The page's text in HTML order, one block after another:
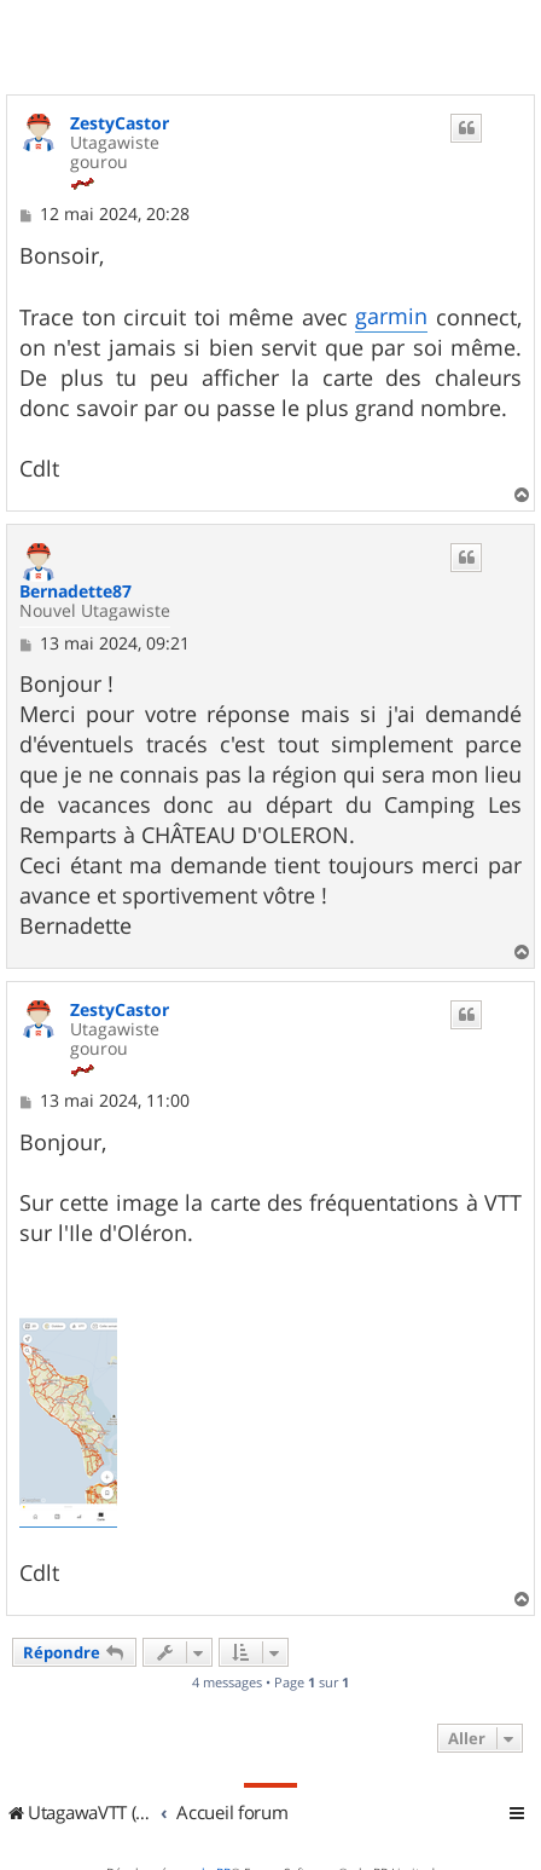
ZestyCastor
Utagawiste
gourou
M
s
s
g
e
12 mai 2024, 20:28
Bonsoir,
Trace ton circuit toi même avec garmin connect,
on n'est jamais si bien servit que par soi même.
De plus tu peu afficher la carte des chaleurs
donc savoir par ou passe le plus grand nombre.
Cdlt
a
Bernadette87
Nouvel Utagawiste
M
s
s
a
g
e
13 mai 2024, 09:21
Bonjour !
Merci pour votre réponse mais si j'ai demandé
d'éventuels tracés c'est tout simplement parce
que je ne connais pas la région qui sera mon lieu
de vacances donc au départ du Camping Les
Remparts à CHÂTEAU D'OLERON.
Ceci étant ma demande tient toujours merci par
avance et sportivement vôtre !
Bernadette
a
ZestyCastor
Utagawiste
gourou
M
s
s
g
e
13 mai 2024, 11:00
Bonjour,
Sur cette image la carte des fréquentations à VTT
sur l'Ile d'Oléron.
Cdlt
a
Répondre
4 messages • Page 1 sur 1
Aller
UtagawaVTT (Randos VTT et VTTAE avec traces GPS) Accueil forum